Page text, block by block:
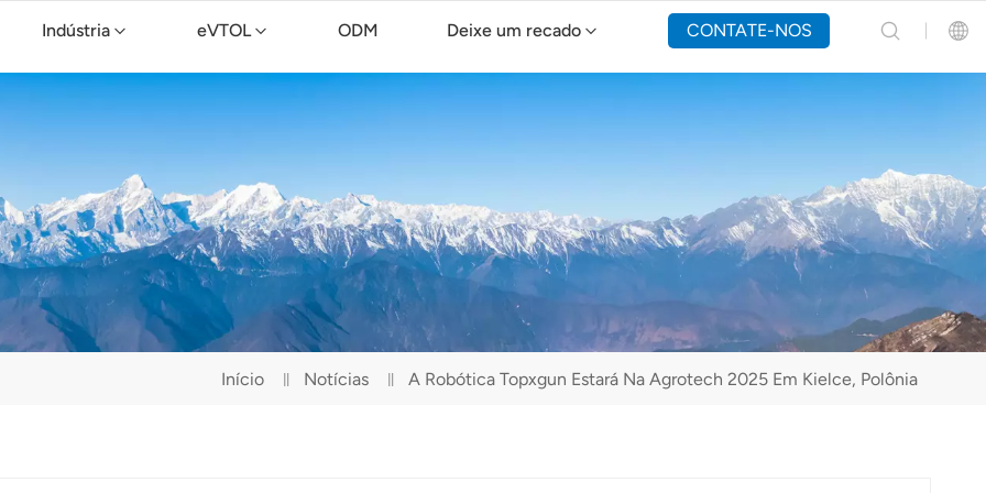
Indústria eVTOL ODM Deixe um recado CONTATE-NOS
Русский
Português(Portugal)
Português(Brasil)
Türkçe
Início Notícias A Robótica Topxgun Estará Na Agrotech 2025 Em Kielce, Polônia